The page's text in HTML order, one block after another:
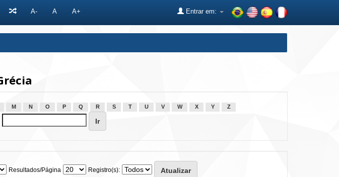
A- A A+ Entrar em:
M N O P Q R S T U V W X Y Z
Resultados/Página Registro(s):